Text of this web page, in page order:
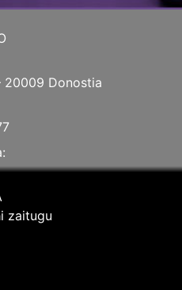
20009 Donostia
zaitugu